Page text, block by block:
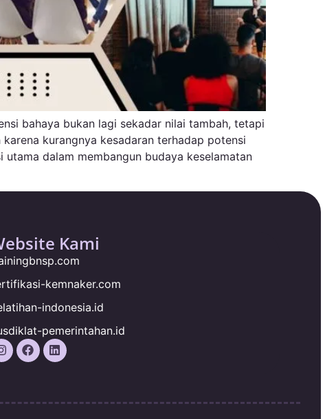
bahaya bukan lagi sekadar nilai tambah, tetapi
kurangnya kesadaran terhadap potensi
dalam membangun budaya keselamatan
Kami
kemnaker.com
indonesia.id
pemerintahan.id